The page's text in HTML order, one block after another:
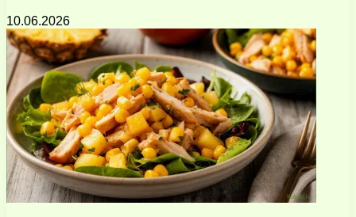
10.06.2026